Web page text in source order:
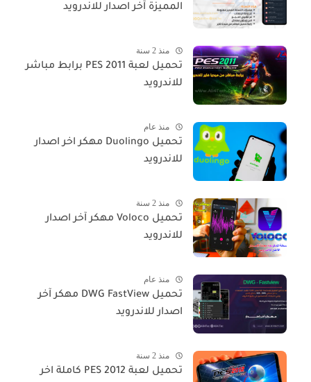
المميزة آخر اصدار للاندرويد
منذ 2 سنة
تحميل لعبة PES 2011 برابط مباشر
للاندرويد
منذ عام
تحميل Duolingo مهكر اخر اصدار
للاندرويد
منذ 2 سنة
تحميل Voloco مهكر آخر اصدار
للاندرويد
منذ عام
تحميل DWG FastView مهكر آخر
اصدار للاندرويد
منذ 2 سنة
تحميل لعبة PES 2012 كاملة اخر